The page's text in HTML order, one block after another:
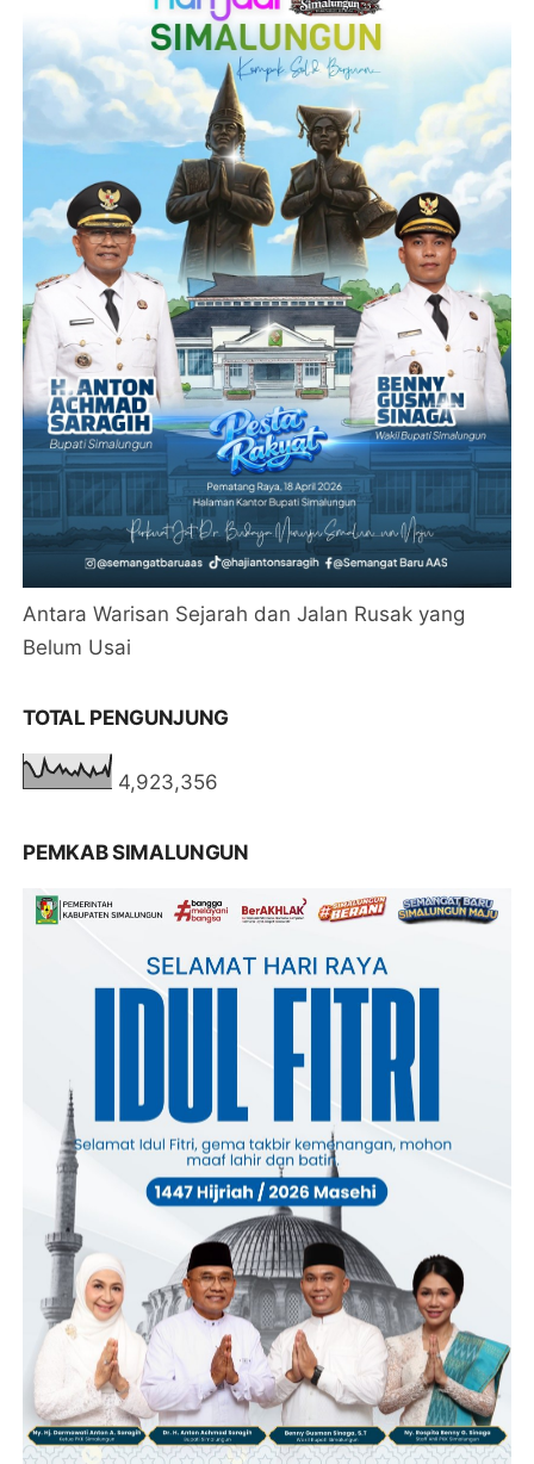
Antara Warisan Sejarah dan Jalan Rusak yang
Belum Usai
TOTAL PENGUNJUNG
4,923,356
PEMKAB SIMALUNGUN